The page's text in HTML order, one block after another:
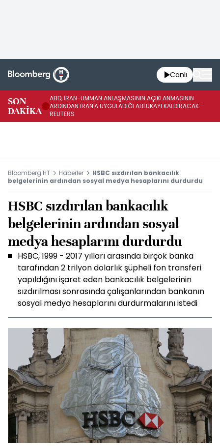
Canlı
SON
DAKİKA
ABD, İRAN-UMMAN ANLAŞMASININ AÇIKLANMASININ
ARDINDAN İRAN'A UYGULADIĞI ABLUKAYI KALDIRACAK -
REUTERS
Bloomberg HT Haberler
HSBC sızdırılan bankacılık
belgelerinin ardından sosyal medya hesaplarını durdurdu
HSBC sızdırılan bankacılık
belgelerinin ardından sosyal
medya hesaplarını durdurdu
HSBC, 1999 - 2017 yılları arasında birçok banka
tarafından 2 trilyon dolarlık şüpheli fon transferi
yapıldığını işaret eden bankacılık belgelerinin
sızdırılması sonrasında çalışanlarından bankanın
sosyal medya hesaplarını durdurmalarını istedi